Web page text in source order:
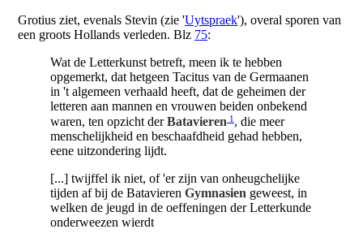
Grotius ziet, evenals Stevin (zie 'Uytspraek'), overal sporen van
een groots Hollands verleden. Blz 75:
Wat de Letterkunst betreft, meen ik te hebben
opgemerkt, dat hetgeen Tacitus van de Germaanen
in 't algemeen verhaald heeft, dat de geheimen der
letteren aan mannen en vrouwen beiden onbekend
waren, ten opzicht derBatavieren 1 , die meer
menschelijkheid en beschaafdheid gehad hebben,
eene uitzondering lijdt.
[...] twijffel ik niet, of 'er zijn van onheugchelijke
tijden af bij de Batavieren Gymnasien geweest, in
welken de jeugd in de oeffeningen der Letterkunde
onderweezen wierdt